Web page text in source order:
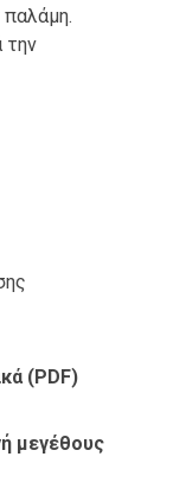
παλάμη.
την
(PDF)
μεγέθους